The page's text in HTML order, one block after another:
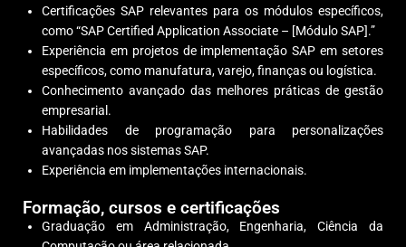
Certificações SAP relevantes para os módulos específicos,
como “SAP Certified Application Associate – [Módulo SAP].”
Experiência em projetos de implementação SAP em setores
específicos, como manufatura, varejo, finanças ou logística.
Conhecimento avançado das melhores práticas de gestão
empresarial.
Habilidades de programação para personalizações
avançadas nos sistemas SAP.
Experiência em implementações internacionais.
Formação, cursos e certificações
Graduação em Administração, Engenharia, Ciência da